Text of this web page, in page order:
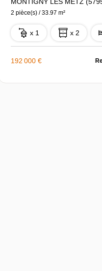
2 pièce(s) / 33.97 m²
x 1 x 2
192 000 €